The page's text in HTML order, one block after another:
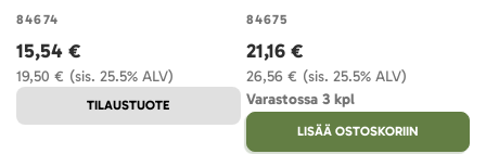
84674
(sis. 25.5% ALV)
19,50 €
15,54 €
TILAUSTUOTE
84675
(sis. 25.5% ALV)
26,56 €
21,16 €
Varastossa 3 kpl
LISÄÄ OSTOSKORIIN